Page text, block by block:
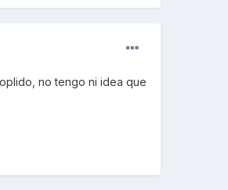
no tengo ni idea que